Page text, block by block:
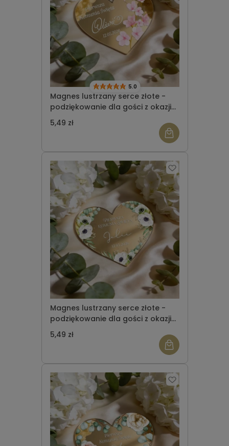
Magnes lustrzany serce złote -
podziękowanie dla gości z okazji
Komunii Świętej wzór 5
5.0
5,49 zł
Magnes lustrzany serce złote -
podziękowanie dla gości z okazji
Komunii Świętej wzór 4
5,49 zł